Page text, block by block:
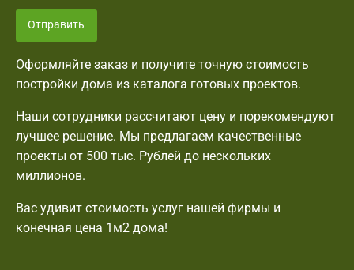
Отправить
Оформляйте заказ и получите точную стоимость
постройки дома из каталога готовых проектов.
Наши сотрудники рассчитают цену и порекомендуют
лучшее решение. Мы предлагаем качественные
проекты от 500 тыс. Рублей до нескольких
миллионов.
Вас удивит стоимость услуг нашей фирмы и
конечная цена 1м2 дома!